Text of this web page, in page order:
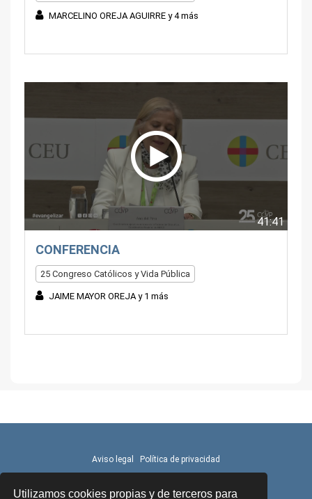
Utilizamos cookies propias y de terceros para
MARCELINO OREJA AGUIRRE y 4 más
41:41
CONFERENCIA
25 Congreso Católicos y Vida Pública
JAIME MAYOR OREJA y 1 más
Aviso legal Política de privacidad